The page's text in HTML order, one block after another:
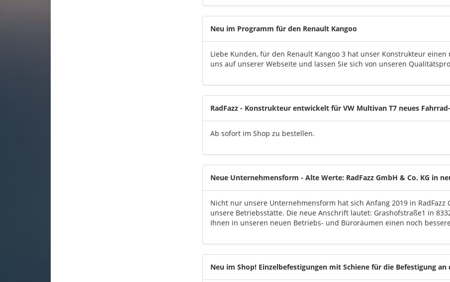
Neu im Programm für den Renault Kangoo
Liebe Kunden, für den Renault Kangoo 3 hat unser Konstrukteur
uns auf unserer Webseite und lassen Sie sich von unseren
RadFazz - Konstrukteur entwickelt für VW Multivan T7 neues
Ab sofort im Shop zu bestellen.
Neue Unternehmensform - Alte Werte: RadFazz GmbH & Co. KG in
Nicht nur unsere Unternehmensform hat sich Anfang 2019 in RadFazz
unsere Betriebsstätte. Die neue Anschrift lautet: Grashofstraße1 in
Ihnen in unseren neuen Betriebs- und Büroräumen einen noch
Neu im Shop! Einzelbefestigungen mit Schiene für die Befestigung an